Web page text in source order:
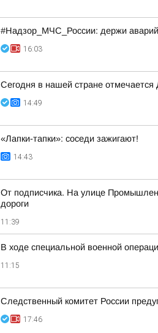
#Надзор_МЧС_России: держи
16:03
Сегодня в нашей стране отмечается
14:49
«Лапки-тапки»: соседи зажигают!
14:43
От подписчика. На улице
дороги
11:39
В ходе специальной военной
11:15
Следственный комитет России
17:46